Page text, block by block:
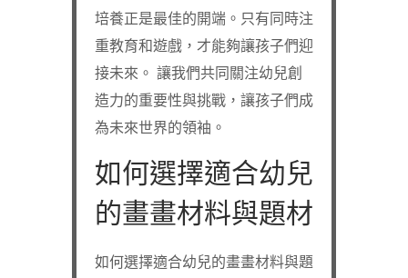
培養正是最佳的開端。只有同時注
重教育和遊戲，才能夠讓孩子們迎
接未來。 讓我們共同關注幼兒創
造力的重要性與挑戰，讓孩子們成
為未來世界的領袖。
如何選擇適合幼兒
的畫畫材料與題材
如何選擇適合幼兒的畫畫材料與題